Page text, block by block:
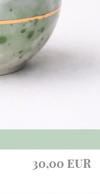
30,00 EUR